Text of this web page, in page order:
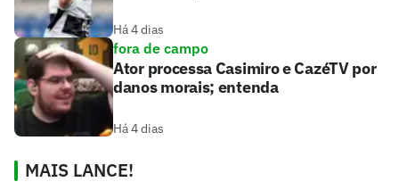
Há 4 dias
fora de campo
Ator processa Casimiro e CazéTV por
danos morais; entenda
Há 4 dias
MAIS LANCE!